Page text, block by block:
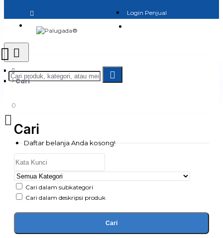
Login Penjual
0
Daftar belanja Anda kosong!
Cari
Cari
Cari dalam subkategori
Cari dalam deskripsi produk
Cari